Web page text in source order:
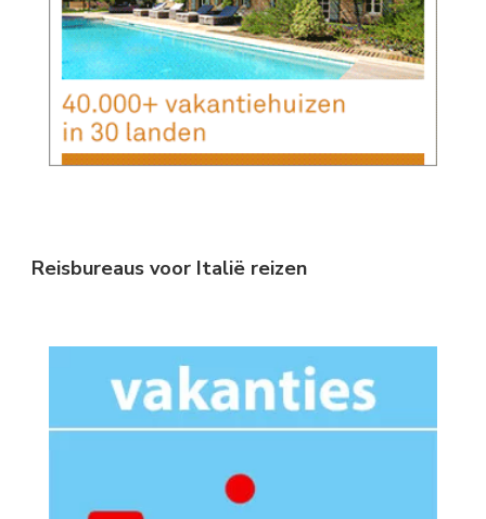
Reisbureaus voor Italië reizen